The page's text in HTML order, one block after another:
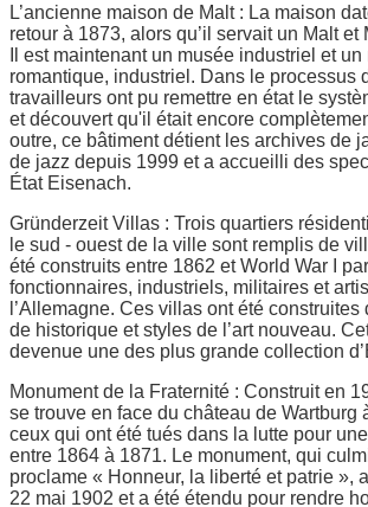
L’ancienne maison de Malt : La maison
retour à 1873, alors qu’il servait un Malt et
Il est maintenant un musée industriel et
romantique, industriel. Dans le processus
travailleurs ont pu remettre en état le
et découvert qu'il était encore
outre, ce bâtiment détient les archives de
de jazz depuis 1999 et a accueilli des
État Eisenach.
Gründerzeit Villas : Trois quartiers
le sud - ouest de la ville sont remplis de
été construits entre 1862 et World War I
fonctionnaires, industriels, militaires et
l’Allemagne. Ces villas ont été
de historique et styles de l’art nouveau.
devenue une des plus grande collection
Monument de la Fraternité : Construit en
se trouve en face du château de Wartburg
ceux qui ont été tués dans la lutte pour
entre 1864 à 1871. Le monument, qui
proclame « Honneur, la liberté et patrie »,
22 mai 1902 et a été étendu pour rendre